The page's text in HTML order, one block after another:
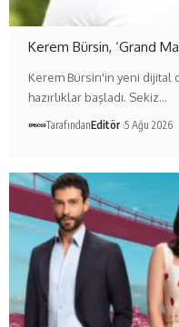
Kerem Bürsin, ‘Grand
Kerem Bürsin'in yeni dijital
hazırlıklar başladı. Sekiz…
TarafındanEditör 5 Ağu 2026